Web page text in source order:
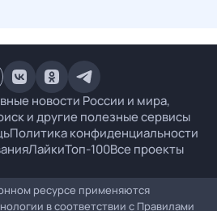
новости России и мира,
и другие полезные сервисы
Политика конфиденциальности
ЛайкиТоп-100Все проекты
ресурсе применяются
в соответствии с Правилами